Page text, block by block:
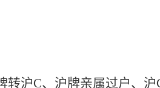
沪C、沪牌亲属过户、